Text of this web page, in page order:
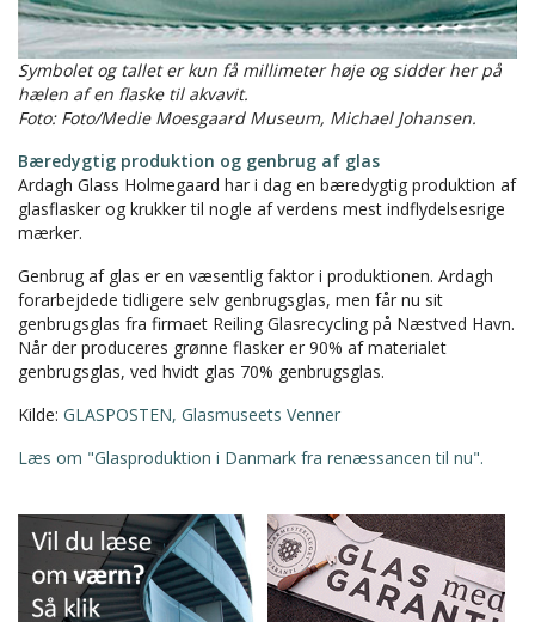
Symbolet og tallet er kun få millimeter høje og sidder her på
hælen af en flaske til akvavit.
Foto: Foto/Medie Moesgaard Museum, Michael Johansen.
Bæredygtig produktion og genbrug af glas
Ardagh Glass Holmegaard har i dag en bæredygtig produktion af
glasflasker og krukker til nogle af verdens mest indflydelsesrige
mærker.
Genbrug af glas er en væsentlig faktor i produktionen. Ardagh
forarbejdede tidligere selv genbrugsglas, men får nu sit
genbrugsglas fra firmaet Reiling Glasrecycling på Næstved Havn.
Når der produceres grønne flasker er 90% af materialet
genbrugsglas, ved hvidt glas 70% genbrugsglas.
Kilde: GLASPOSTEN, Glasmuseets Venner
Læs om "Glasproduktion i Danmark fra renæssancen til nu".